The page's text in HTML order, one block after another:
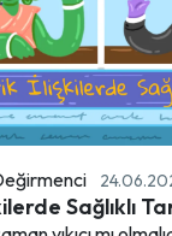
Sağlıklı